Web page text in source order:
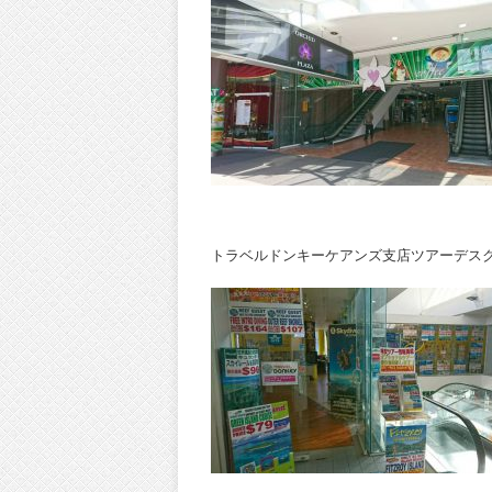
トラベルドンキーケアンズ支店ツアーデス